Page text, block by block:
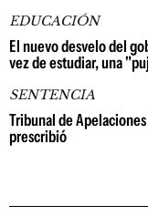
EDUCACIÓN
El nuevo desvelo del
vez de estudiar, una
SENTENCIA
Tribunal de
prescribió